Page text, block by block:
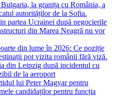
la granița cu România, a
autorităților de la Sofia.
partea Ucrainei după negocierile
din Marea Neagră nu vor
din lume în 2026: Ce poziție
pot vizita românii fără viză.
din Leipzig după incidentul cu
de la aeroport
lui Peter Magyar pentru
candidaților pentru funcția